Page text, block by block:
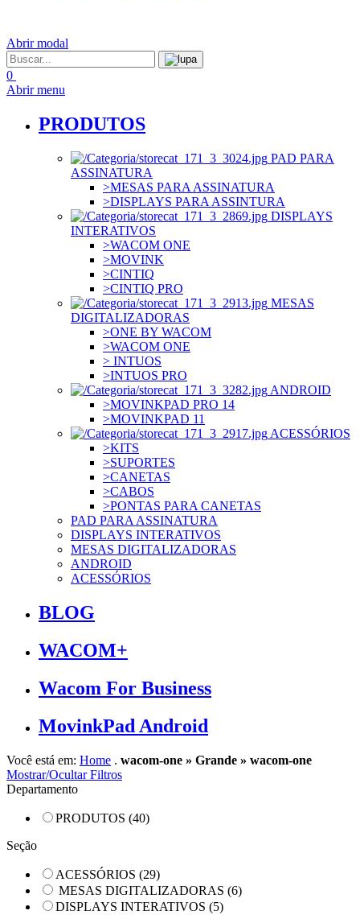
Abrir modal
0
Abrir menu
PRODUTOS
PAD PARA
ASSINATURA
>MESAS PARA ASSINATURA
>DISPLAYS PARA ASSINTURA
DISPLAYS
INTERATIVOS
>WACOM ONE
>MOVINK
>CINTIQ
>CINTIQ PRO
MESAS
DIGITALIZADORAS
>ONE BY WACOM
>WACOM ONE
> INTUOS
>INTUOS PRO
ANDROID
>MOVINKPAD PRO 14
>MOVINKPAD 11
ACESSÓRIOS
>KITS
>SUPORTES
>CANETAS
>CABOS
>PONTAS PARA CANETAS
PAD PARA ASSINATURA
DISPLAYS INTERATIVOS
MESAS DIGITALIZADORAS
ANDROID
ACESSÓRIOS
BLOG
WACOM+
Wacom For Business
MovinkPad Android
Você está em: Home . wacom-one » Grande » wacom-one
Mostrar/Ocultar Filtros
Departamento
PRODUTOS (40)
Seção
ACESSÓRIOS (29)
MESAS DIGITALIZADORAS (6)
DISPLAYS INTERATIVOS (5)